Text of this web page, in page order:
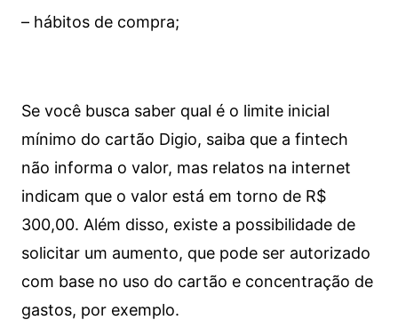
– hábitos de compra;
Se você busca saber qual é o limite inicial
mínimo do cartão Digio, saiba que a fintech
não informa o valor, mas relatos na internet
indicam que o valor está em torno de R$
300,00. Além disso, existe a possibilidade de
solicitar um aumento, que pode ser autorizado
com base no uso do cartão e concentração de
gastos, por exemplo.